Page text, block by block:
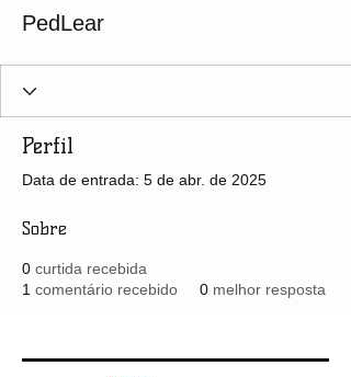
PedLear
Perfil
Data de entrada: 5 de abr. de 2025
Sobre
0 curtida recebida
1 comentário recebido 0 melhor resposta